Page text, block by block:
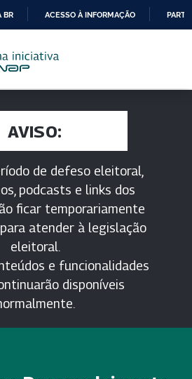
PARA
CONTEÚDO
BR ACESSO À INFORMAÇÃO
AVISO:
de defeso eleitoral,
podcasts e links dos
ficar temporariamente
atender à legislação
eleitoral.
e funcionalidades
disponíveis